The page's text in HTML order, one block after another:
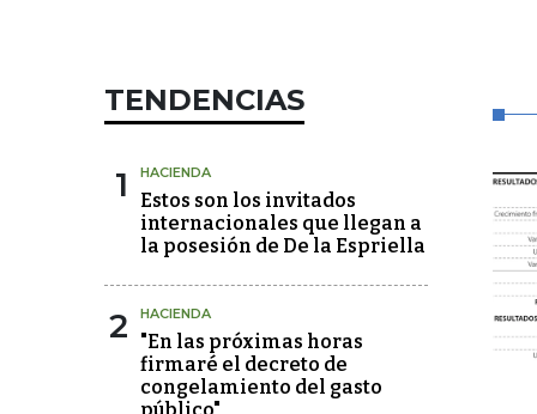
TENDENCIAS
1 HACIENDA
Estos son los invitados
internacionales que llegan a
la posesión de De la Espriella
2 HACIENDA
"En las próximas horas
firmaré el decreto de
congelamiento del gasto